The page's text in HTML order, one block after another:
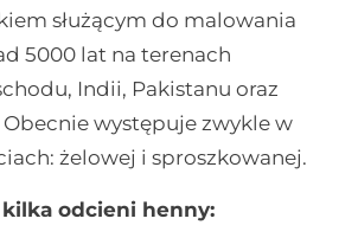
służącym do malowania
5000 lat na terenach
Indii, Pakistanu oraz
występuje zwykle w
żelowej i sproszkowanej.
odcieni henny: